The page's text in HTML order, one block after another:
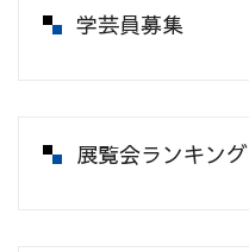
学芸員募集
展覧会ランキング